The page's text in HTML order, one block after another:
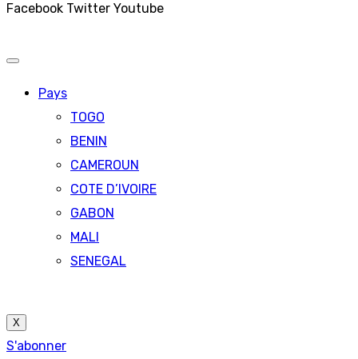
Facebook Twitter Youtube
Pays
TOGO
BENIN
CAMEROUN
COTE D’IVOIRE
GABON
MALI
SENEGAL
X
S'abonner